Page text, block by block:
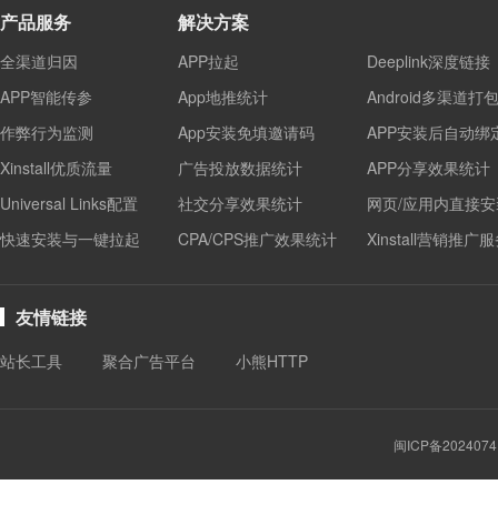
产品服务
全渠道归因
APP智能传参
作弊行为监测
Xinstall优质流量
Universal Links配置
快速安装与一键拉起
解决方案
APP拉起
Deeplink深度链接
App地推统计
Android多渠道打包
App安装免填邀请码
APP安装后自动绑
广告投放数据统计
APP分享效果统计
社交分享效果统计
网页/应用内直接
CPA/CPS推广效果统计
Xinstall营销推广
友情链接
站长工具 聚合广告平台 小熊HTTP
闽ICP备